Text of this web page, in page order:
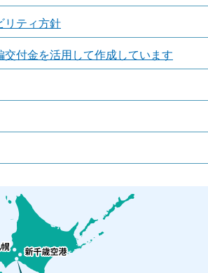
リティ方針
交付金を活用して作成しています